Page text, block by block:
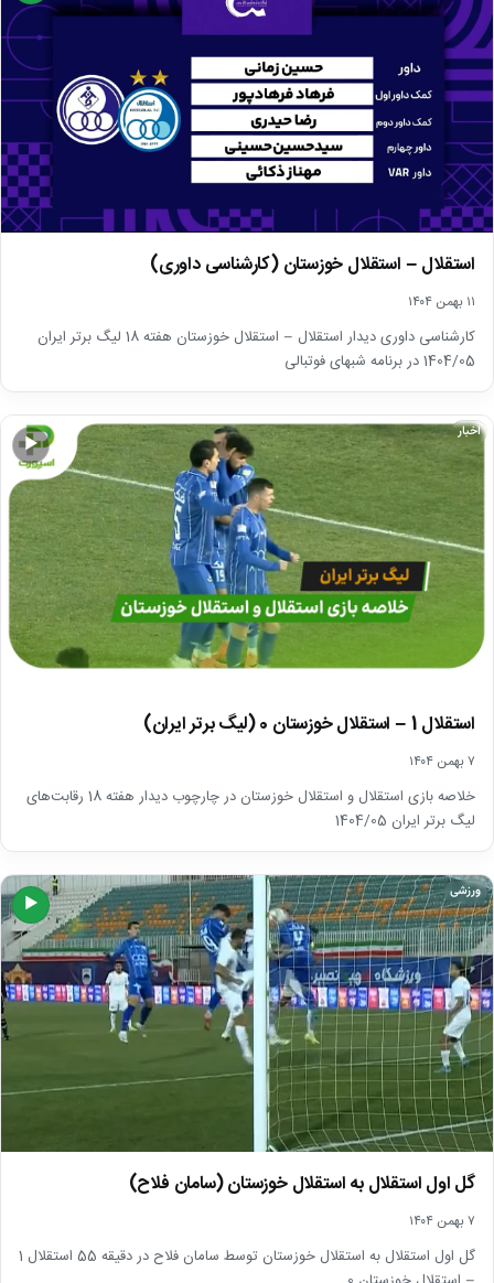
استقلال – استقلال خوزستان (کارشناسی داوری)
۱۱ بهمن ۱۴۰۴
کارشناسی داوری دیدار استقلال – استقلال خوزستان هفته 18 لیگ برتر ایران
1404/05 در برنامه شبهای فوتبالی
▶
اخبار
استقلال 1 – استقلال خوزستان 0 (لیگ برتر ایران)
۷ بهمن ۱۴۰۴
خلاصه بازی استقلال و استقلال خوزستان در چارچوب دیدار هفته 18 رقابت‌های
لیگ برتر ایران 1404/05
▶
ورزشی
گل اول استقلال به استقلال خوزستان (سامان فلاح)
۷ بهمن ۱۴۰۴
گل اول استقلال به استقلال خوزستان توسط سامان فلاح در دقیقه 55 استقلال 1